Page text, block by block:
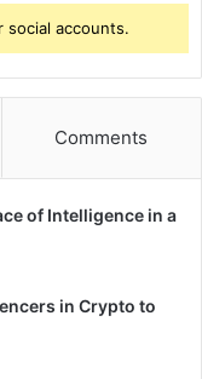
accounts.
Comments
of Intelligence in a
in Crypto to